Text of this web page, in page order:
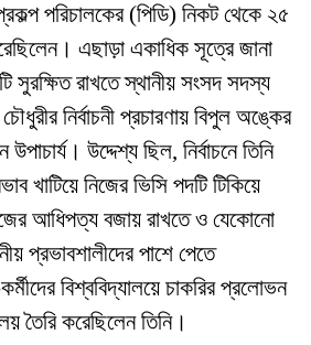
পরিচালকের (পিডি) নিকট থেকে ২৫
এছাড়া একাধিক সূত্রে জানা
সুরক্ষিত রাখতে স্থানীয় সংসদ সদস্য
নির্বাচনী প্রচারণায় বিপুল অঙ্কের
উদ্দেশ্য ছিল, নির্বাচনে তিনি
খাটিয়ে নিজের ভিসি পদটি টিকিয়ে
আধিপত্য বজায় রাখতে ও যেকোনো
প্রভাবশালীদের পাশে পেতে
বিশ্ববিদ্যালয়ে চাকরির প্রলোভন
তৈরি করেছিলেন তিনি।